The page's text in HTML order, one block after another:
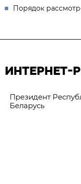
Порядок
ИНТЕРНЕТ-
Президент
Беларусь